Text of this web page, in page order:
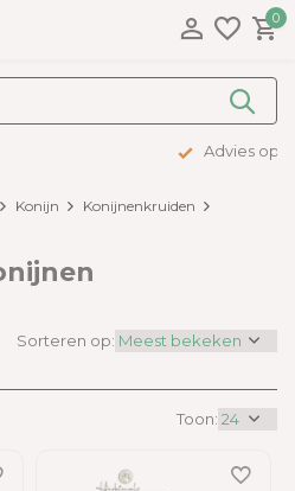
0
Konijn
Konijnenkruiden
Toon:
Sorteren op: